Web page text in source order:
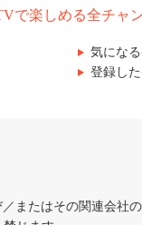
で楽しめる全チャ
気にな
登録し
またはその関連会社